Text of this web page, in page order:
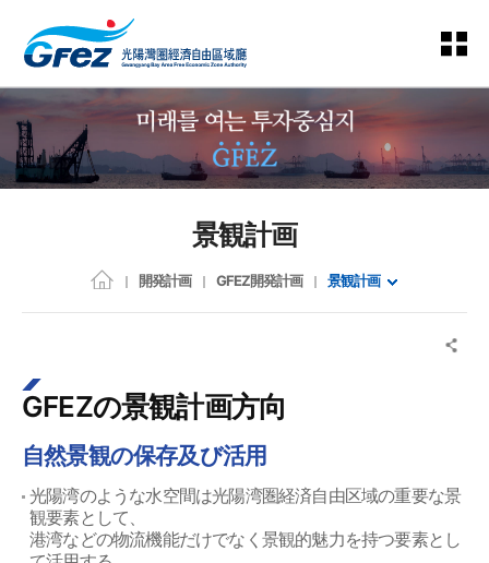
景観計画
開発計画 GFEZ開発計画 景観計画
GFEZの景観計画方向
自然景観の保存及び活用
光陽湾のような水空間は光陽湾圏経済自由区域の重要な景
観要素として、
港湾などの物流機能だけでなく景観的魅力を持つ要素とし